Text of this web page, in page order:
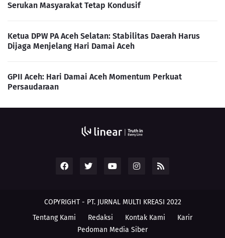
Serukan Masyarakat Tetap Kondusif
Ketua DPW PA Aceh Selatan: Stabilitas Daerah Harus
Dijaga Menjelang Hari Damai Aceh
GPII Aceh: Hari Damai Aceh Momentum Perkuat
Persaudaraan
COPYRIGHT - PT. JURNAL MULTI KREASI 2022
Tentang Kami
Redaksi Kontak Kami
Karir
Pedoman Media Siber